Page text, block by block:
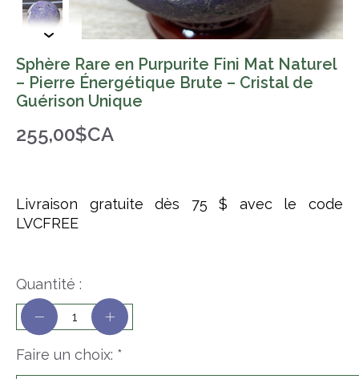
Sphère Rare en Purpurite Fini Mat Naturel
– Pierre Énergétique Brute – Cristal de
Guérison Unique
255,00$CA
Livraison gratuite dès 75 $ avec le code
LVCFREE
Faire un choix: *
Quantité :